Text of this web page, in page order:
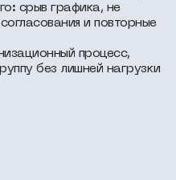
срыв графика, не
и повторные
процесс,
без лишней нагрузки